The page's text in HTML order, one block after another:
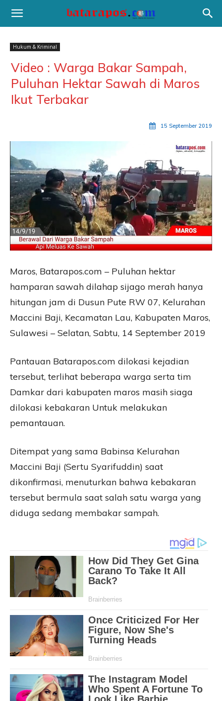
Hukum & Kriminal
Video : Warga Bakar Sampah,
Puluhan Hektar Sawah di Maros
Ikut Terbakar
15 September 2019
Maros, Batarapos.com – Puluhan hektar
hamparan sawah dilahap sijago merah hanya
hitungan jam di Dusun Pute RW 07, Kelurahan
Maccini Baji, Kecamatan Lau, Kabupaten Maros,
Sulawesi – Selatan, Sabtu, 14 September 2019
Pantauan Batarapos.com dilokasi kejadian
tersebut, terlihat beberapa warga serta tim
Damkar dari kabupaten maros masih siaga
dilokasi kebakaran Untuk melakukan
pemantauan.
Ditempat yang sama Babinsa Kelurahan
Maccini Baji (Sertu Syarifuddin) saat
dikonfirmasi, menuturkan bahwa kebakaran
tersebut bermula saat salah satu warga yang
diduga sedang membakar sampah.